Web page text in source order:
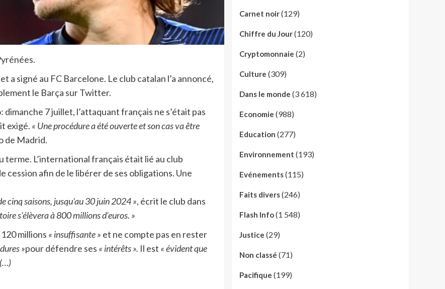
signé au FC Barcelone. Le club catalan l’a annoncé,
le Barça sur Twitter.
7 juillet, l’attaquant français ne s’était pas
exigé. « Une procédure a été ouverte et son cas va être
de Madrid.
terme. L’international français était lié au club
cession afin de le libérer de ses obligations. Une
cinq saisons, jusqu’au 30 juin 2024 », écrit le club dans
s’élèvera à 800 millions d’euros. »
millions « insuffisante » et ne compte pas en rester
»pour défendre ses « intérêts ». Il est « évident que
Carnet noir(129)
Chiffre du Jour(120)
Cryptomonnaie (2)
Culture (309)
Dans le monde (3 618)
Economie (988)
Education (277)
Environnement (193)
Evénements(115)
Faits divers(246)
Flash Info(1 548)
Justice (29)
Non classé (71)
Pacifique (199)